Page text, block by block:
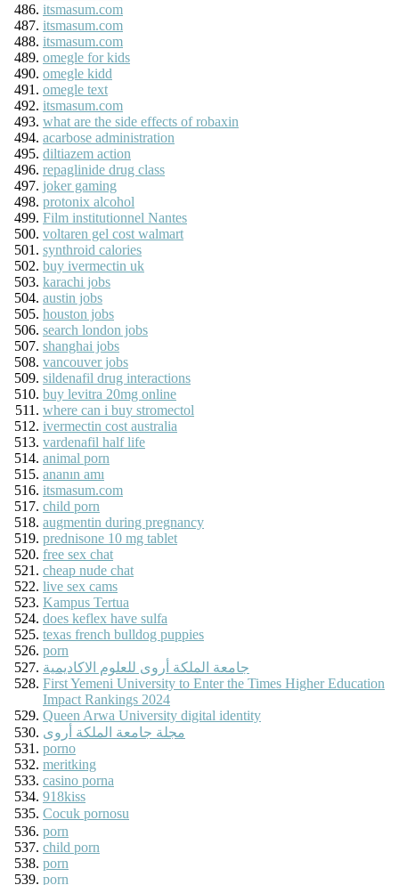
itsmasum.com
itsmasum.com
itsmasum.com
omegle for kids
omegle kidd
omegle text
itsmasum.com
what are the side effects of robaxin
acarbose administration
diltiazem action
repaglinide drug class
joker gaming
protonix alcohol
Film institutionnel Nantes
voltaren gel cost walmart
synthroid calories
buy ivermectin uk
karachi jobs
austin jobs
houston jobs
search london jobs
shanghai jobs
vancouver jobs
sildenafil drug interactions
buy levitra 20mg online
where can i buy stromectol
ivermectin cost australia
vardenafil half life
animal porn
ananın amı
itsmasum.com
child porn
augmentin during pregnancy
prednisone 10 mg tablet
free sex chat
cheap nude chat
live sex cams
Kampus Tertua
does keflex have sulfa
texas french bulldog puppies
porn
جامعة الملكة أروى للعلوم الاكاديمية
First Yemeni University to Enter the Times Higher Education
Impact Rankings 2024
Queen Arwa University digital identity
مجلة جامعة الملكة أروى
porno
meritking
casino porna
918kiss
Cocuk pornosu
porn
child porn
porn
porn